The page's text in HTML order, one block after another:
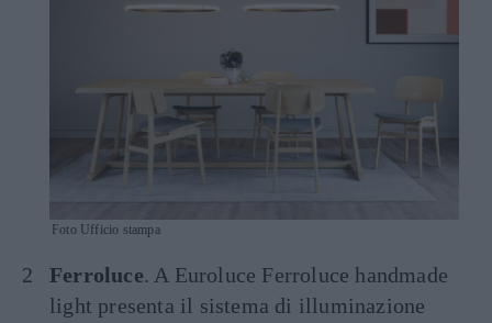
Foto Ufficio stampa
Ferroluce. A Euroluce Ferroluce handmade
light presenta il sistema di illuminazione